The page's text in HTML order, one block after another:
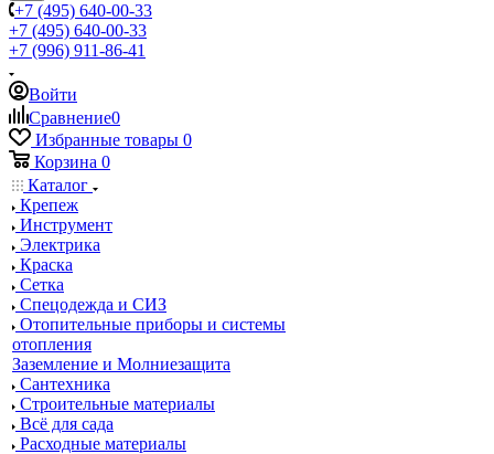
+7 (495) 640-00-33
+7 (495) 640-00-33
+7 (996) 911-86-41
Войти
Сравнение0
Избранные товары 0
Корзина 0
Каталог
Крепеж
Инструмент
Электрика
Краска
Сетка
Спецодежда и СИЗ
Отопительные приборы и системы
отопления
Заземление и Молниезащита
Сантехника
Строительные материалы
Всё для сада
Расходные материалы